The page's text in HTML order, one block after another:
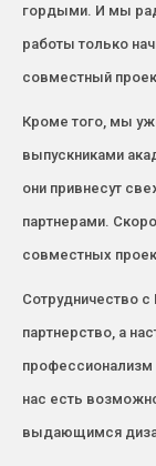
гордыми. И мы
работы только
совместный
Кроме того, мы
выпускниками
они привнесут
партнерами.
совместных
Сотрудничество с
партнерство, а
профессионализм
нас есть
выдающимся